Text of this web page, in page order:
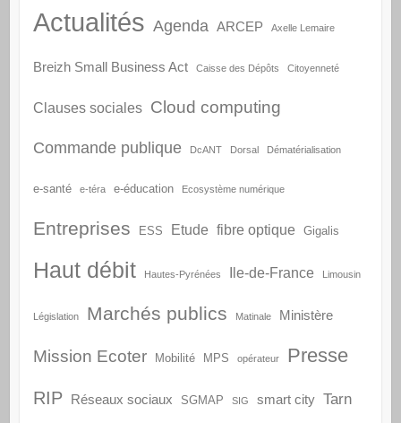
Actualités Agenda ARCEP Axelle Lemaire
Breizh Small Business Act Caisse des Dépôts Citoyenneté
Clauses sociales Cloud computing
Commande publique DcANT Dorsal Dématérialisation
e-santé e-téra e-éducation Ecosystème numérique
Entreprises ESS Etude fibre optique Gigalis
Haut débit Hautes-Pyrénées Ile-de-France Limousin
Législation Marchés publics Matinale Ministère
Mission Ecoter Mobilité MPS opérateur Presse
RIP Réseaux sociaux SGMAP SIG smart city Tarn